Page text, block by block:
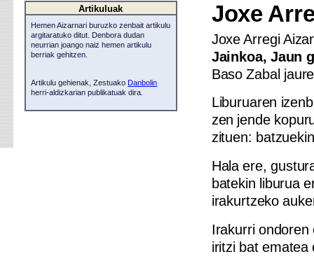
Joxe
Joxe Arregi
Jainkoa, Jaun
Baso Zabal
Liburuaren
zen jende
zituen:
Hala ere,
batekin liburua
irakurtzeko
Irakurri
iritzi bat ematea
Artikuluak
Hemen Aizarnari buruzko zenbait artikulu
argitaratuko ditut. Denbora dudan
neurrian joango naiz hemen artikulu
berriak gehitzen.
Artikulu gehienak, Zestuako Danbolin
herri-aldizkarian publikatuak dira.